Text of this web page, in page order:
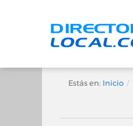
Estás en: Inicio